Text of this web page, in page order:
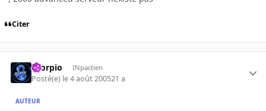
Citer
Scorpio INpactien
Posté(e) le 4 août 200521 a
AUTEUR